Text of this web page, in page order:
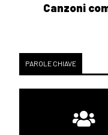
Canzoni
PAROLE CHIAVE